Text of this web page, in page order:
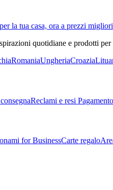
la tua casa, ora a prezzi migliori
quotidiane e prodotti per
RomaniaUngheriaCroazia
Reclami e resi
for BusinessCarte regalo